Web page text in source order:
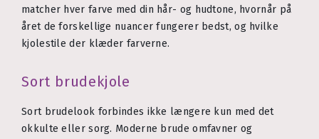
matcher hver farve med din hår- og hudtone, hvornår på
året de forskellige nuancer fungerer bedst, og hvilke
kjolestile der klæder farverne.
Sort brudekjole
Sort brudelook forbindes ikke længere kun med det
okkulte eller sorg. Moderne brude omfavner og